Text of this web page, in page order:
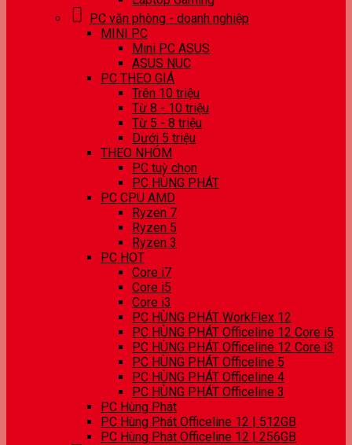
PC văn phòng - doanh nghiệp
MINI PC
Mini PC ASUS
ASUS NUC
PC THEO GIÁ
Trên 10 triệu
Từ 8 - 10 triệu
Từ 5 - 8 triệu
Dưới 5 triệu
THEO NHÓM
PC tuỳ chọn
PC HÙNG PHÁT
PC CPU AMD
Ryzen 7
Ryzen 5
Ryzen 3
PC HOT
Core i7
Core i5
Core i3
PC HÙNG PHÁT WorkFlex 12
PC HÙNG PHÁT Officeline 12 Core i5
PC HÙNG PHÁT Officeline 12 Core i3
PC HÙNG PHÁT Officeline 5
PC HÙNG PHÁT Officeline 4
PC HÙNG PHÁT Officeline 3
PC Hùng Phát
PC Hùng Phát Officeline 12 | 512GB
PC Hùng Phát Officeline 12 | 256GB